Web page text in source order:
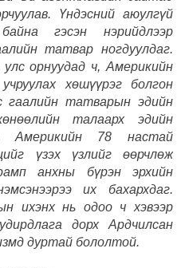
Үндэсний аюулгүй
гэсэн нэрийдлээр
татвар ногдуулдаг.
орнуудад ч, Америкийн
хөшүүрэг болгон
гаалийн татварын эдийн
талаарх эдийн
Америкийн 78 настай
үзэх үзлийг өөрчлөж
анхны бүрэн эрхийн
их бахархдаг.
ихэнх нь одоо ч хэвээр
дорх Ардчилсан
дуртай бололтой.